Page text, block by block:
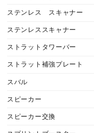
ステンレス スキャナー
ステンレススキャナー
ストラットタワーバー
ストラット補強プレート
スバル
スピーカー
スピーカー交換